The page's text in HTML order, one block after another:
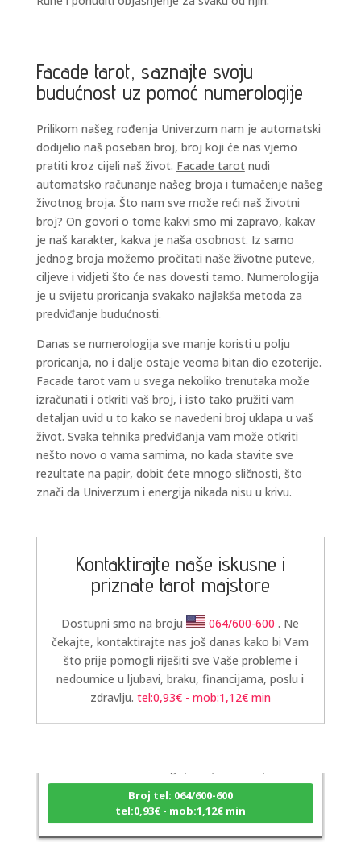
Facade tarot, saznajte svoju
budućnost uz pomoć numerologije
Prilikom našeg rođenja Univerzum nam je automatski
dodijelio naš poseban broj, broj koji će nas vjerno
pratiti kroz cijeli naš život. Facade tarotnudi
automatsko računanje našeg broja i tumačenje našeg
životnog broja. Što nam sve može reći naš životni
broj? On govori o tome kakvi smo mi zapravo, kakav
je naš karakter, kakva je naša osobnost. Iz samo
jednog broja možemo pročitati naše životne puteve,
ciljeve i vidjeti što će nas dovesti tamo. Numerologija
je u svijetu proricanja svakako najlakša metoda za
predviđanje budućnosti.
Danas se numerologija sve manje koristi u polju
proricanja, no i dalje ostaje veoma bitan dio ezoterije.
Facade tarot vam u svega nekoliko trenutaka može
izračunati i otkriti vaš broj, i isto tako pružiti vam
detaljan uvid u to kako se navedeni broj uklapa u vaš
život. Svaka tehnika predviđanja vam može otkriti
nešto novo o vama samima, no kada stavite sve
rezultate na papir, dobit ćete mnogo sličnosti, što
znači da Univerzum i energija nikada nisu u krivu.
Kontaktirajte naše iskusne i
priznate tarot majstore
Dostupni smo na broju 064/600-600 . Ne
čekajte, kontaktirajte nas još danas kako bi Vam
što prije pomogli riješiti sve Vaše probleme i
nedoumice u ljubavi, braku, financijama, poslu i
zdravlju. tel:0,93€ - mob:1,12€ min
DIJA/ Kod 64
TEHNIKE:vedska astrologija (jyotish), reiki, tarot, oracle
Broj tel: 064/600-600
tel:0,93€ - mob:1,12€ min
STOJA/ Kod 31
Broj tel: 064/600-600
tel:0,93€ - mob:1,12€ min